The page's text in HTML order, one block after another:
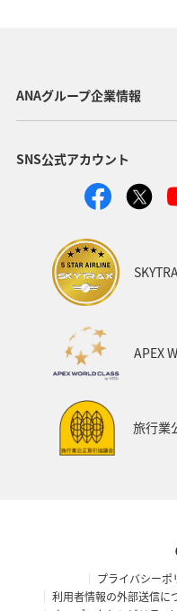
グルメ 秋 韓国
アメリカ・カナダ・中南米
フィリピン 春
ANAグループ企業情報
SNS公式アカウント
APEX
旅行業
プライバシーポ
利用者情報の外部送信に